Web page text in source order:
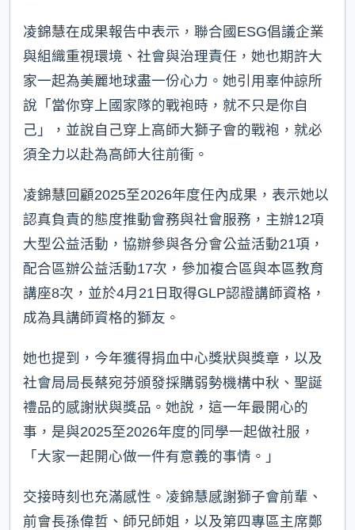
凌錦慧在成果報告中表示，聯合國ESG倡議企業
與組織重視環境、社會與治理責任，她也期許大
家一起為美麗地球盡一份心力。她引用辜仲諒所
說「當你穿上國家隊的戰袍時，就不只是你自
己」，並說自己穿上高師大獅子會的戰袍，就必
須全力以赴為高師大往前衝。
凌錦慧回顧2025至2026年度任內成果，表示她以
認真負責的態度推動會務與社會服務，主辦12項
大型公益活動，協辦參與各分會公益活動21項，
配合區辦公益活動17次，參加複合區與本區教育
講座8次，並於4月21日取得GLP認證講師資格，
成為具講師資格的獅友。
她也提到，今年獲得捐血中心獎狀與獎章，以及
社會局局長蔡宛芬頒發採購弱勢機構中秋、聖誕
禮品的感謝狀與獎品。她說，這一年最開心的
事，是與2025至2026年度的同學一起做社服，
「大家一起開心做一件有意義的事情。」
交接時刻也充滿感性。凌錦慧感謝獅子會前輩、
前會長孫偉哲、師兄師姐，以及第四專區主席鄭